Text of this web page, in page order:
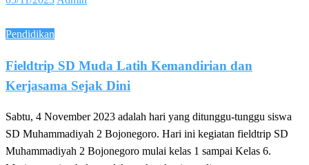
Pendidikan
Fieldtrip SD Muda Latih Kemandirian dan
Kerjasama Sejak Dini
Sabtu, 4 November 2023 adalah hari yang ditunggu-tunggu siswa
SD Muhammadiyah 2 Bojonegoro. Hari ini kegiatan fieldtrip SD
Muhammadiyah 2 Bojonegoro mulai kelas 1 sampai Kelas 6.